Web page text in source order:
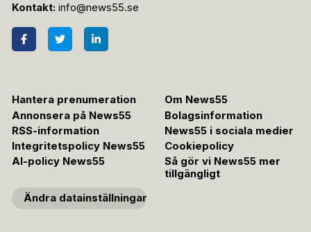
Kontakt: info@news55.se
Hantera prenumeration
Om News55
Annonsera på News55
Bolagsinformation
RSS-information
News55 i sociala medier
Integritetspolicy News55
Cookiepolicy
AI-policy News55
Så gör vi News55 mer
tillgängligt
Ändra datainställningar